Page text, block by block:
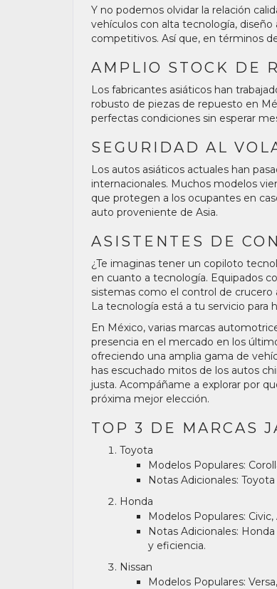
Y no podemos olvidar la relación
vehículos con alta tecnología,
competitivos. Así que, en términos
AMPLIO STOCK DE
Los fabricantes asiáticos han
robusto de piezas de repuesto en
perfectas condiciones sin esperar
SEGURIDAD AL
Los autos asiáticos actuales han
internacionales. Muchos modelos
que protegen a los ocupantes en
auto proveniente de Asia.
ASISTENTES DE
¿Te imaginas tener un copiloto
en cuanto a tecnología. Equipados
sistemas como el control de
La tecnología está a tu servicio para
En México, varias marcas
presencia en el mercado en los
ofreciendo una amplia gama de
has escuchado mitos de los autos
justa. Acompáñame a explorar por
próxima mejor elección.
TOP 3 DE MARCAS
Toyota
Modelos Populares:
Notas Adicionales:
Honda
Modelos Populares: Civic,
Notas Adicionales:
y eficiencia.
Nissan
Modelos Populares: